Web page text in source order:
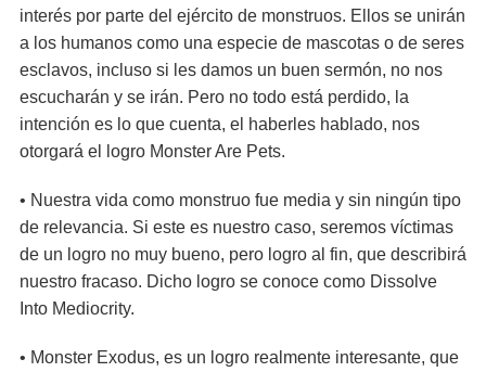
interés por parte del ejército de monstruos. Ellos se unirán
a los humanos como una especie de mascotas o de seres
esclavos, incluso si les damos un buen sermón, no nos
escucharán y se irán. Pero no todo está perdido, la
intención es lo que cuenta, el haberles hablado, nos
otorgará el logro Monster Are Pets.
• Nuestra vida como monstruo fue media y sin ningún tipo
de relevancia. Si este es nuestro caso, seremos víctimas
de un logro no muy bueno, pero logro al fin, que describirá
nuestro fracaso. Dicho logro se conoce como Dissolve
Into Mediocrity.
• Monster Exodus, es un logro realmente interesante, que